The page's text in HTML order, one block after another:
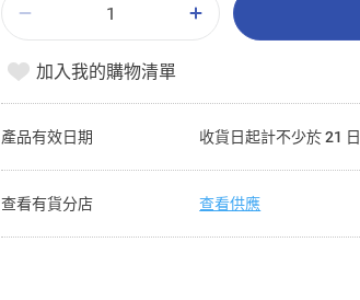
加入我的購物清單
產品有效日期 收貨日起計不少於 21 日
查看有貨分店 查看供應